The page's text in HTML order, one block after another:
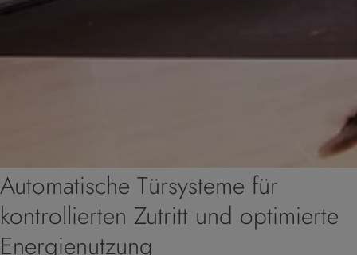
Automatische Türsysteme für
kontrollierten Zutritt und optimierte
Energienutzung